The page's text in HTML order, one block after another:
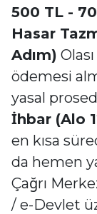
500 TL -
Hasar
Adım)
ödemesi
yasal
İhbar (Alo
en kısa
da hemen
Çağrı
/ e-Devlet